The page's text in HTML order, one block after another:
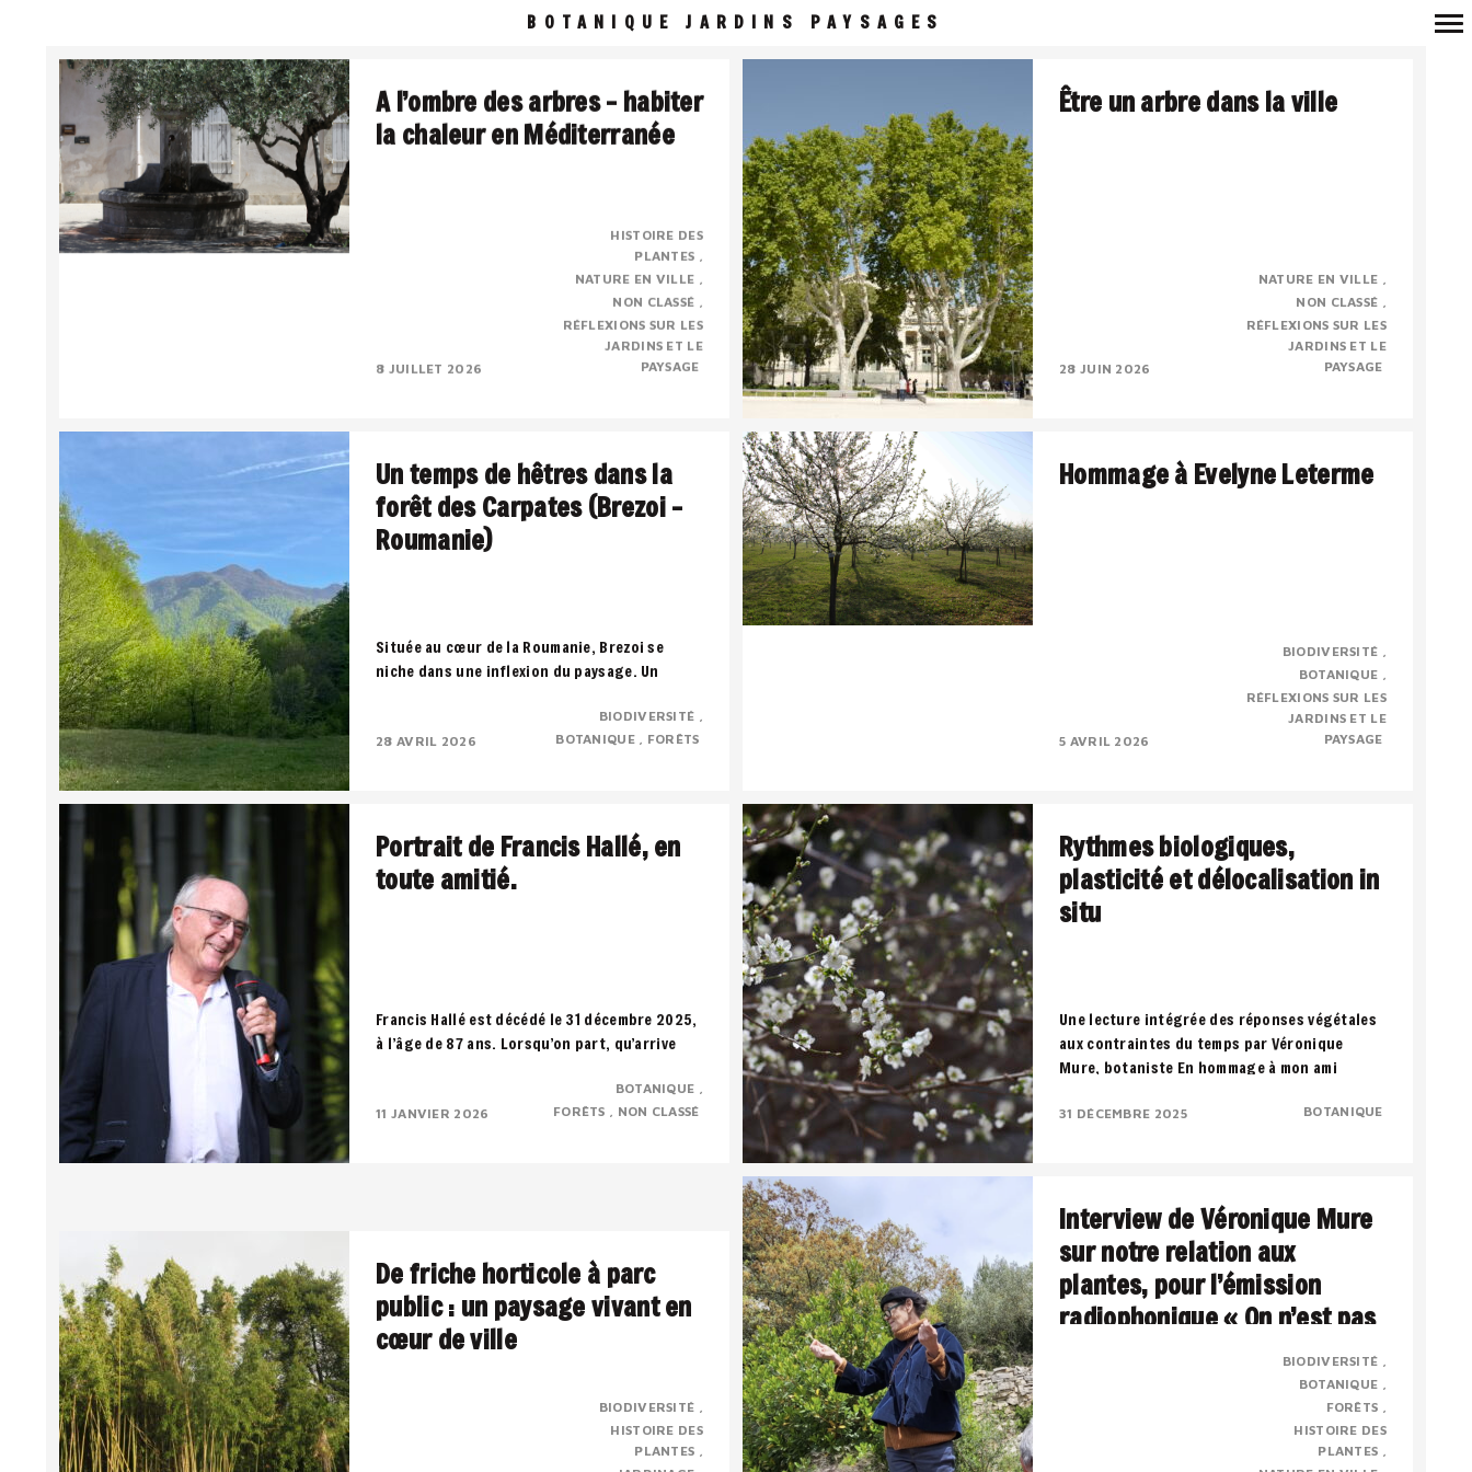
principale
BOTANIQUE JARDINS PAYSAGES
A l’ombre des arbres – habiter
la chaleur en Méditerranée
La Méditerranée, une civilisation de l’ombre
Le sud intériorisé, presque mystique dont la
lumière a quelque chose à voir avec le sacré.
8 JUILLET 2026
HISTOIRE DES
PLANTES
NATURE EN VILLE
NON CLASSÉ
RÉFLEXIONS SUR LES
JARDINS ET LE
PAYSAGE
Être un arbre dans la ville
Véronique Mure, botaniste, membre
correspondant de l’Académie d’Arles
Conférence du 17 mai 2026, à l’occasion de la
28 JUIN 2026
NATURE EN VILLE
NON CLASSÉ
RÉFLEXIONS SUR LES
JARDINS ET LE
PAYSAGE
Un temps de hêtres dans la
forêt des Carpates (Brezoi –
Roumanie)
Située au cœur de la Roumanie, Brezoi se
niche dans une inflexion du paysage. Un
28 AVRIL 2026
BIODIVERSITÉ
BOTANIQUE
FORÊTS
Hommage à Evelyne Leterme
Evelyne Leterme vient de nous quitter
prématurément. Je voudrai rendre un
hommage personnel, pour dire combien j’ai
5 AVRIL 2026
BIODIVERSITÉ
BOTANIQUE
RÉFLEXIONS SUR LES
JARDINS ET LE
PAYSAGE
Portrait de Francis Hallé, en
toute amitié.
Francis Hallé est décédé le 31 décembre 2025,
à l’âge de 87 ans. Lorsqu’on part, qu’arrive
11 JANVIER 2026
BOTANIQUE
FORÊTS
NON CLASSÉ
Rythmes biologiques,
plasticité et délocalisation in
situ
Une lecture intégrée des réponses végétales
aux contraintes du temps par Véronique
Mure, botaniste En hommage à mon ami
31 DÉCEMBRE 2025 BOTANIQUE
De friche horticole à parc
public : un paysage vivant en
cœur de ville
Une pépinière urbaine transformée en parc
BIODIVERSITÉ
HISTOIRE DES
PLANTES
Interview de Véronique Mure
sur notre relation aux
plantes, pour l’émission
radiophonique « On n’est pas
sorti des ronces » par Jordan
Herlem – novembre 2022.
Présentation : Véronique MURE est botaniste
BIODIVERSITÉ
BOTANIQUE
FORÊTS
HISTOIRE DES
PLANTES